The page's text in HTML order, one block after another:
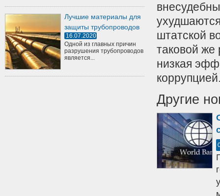
Лучшие материалы для
защиты трубопроводов
16.07.2020
Одной из главных причин
разрушения трубопроводов
является...
штатской
таковой же
низкая
Другие